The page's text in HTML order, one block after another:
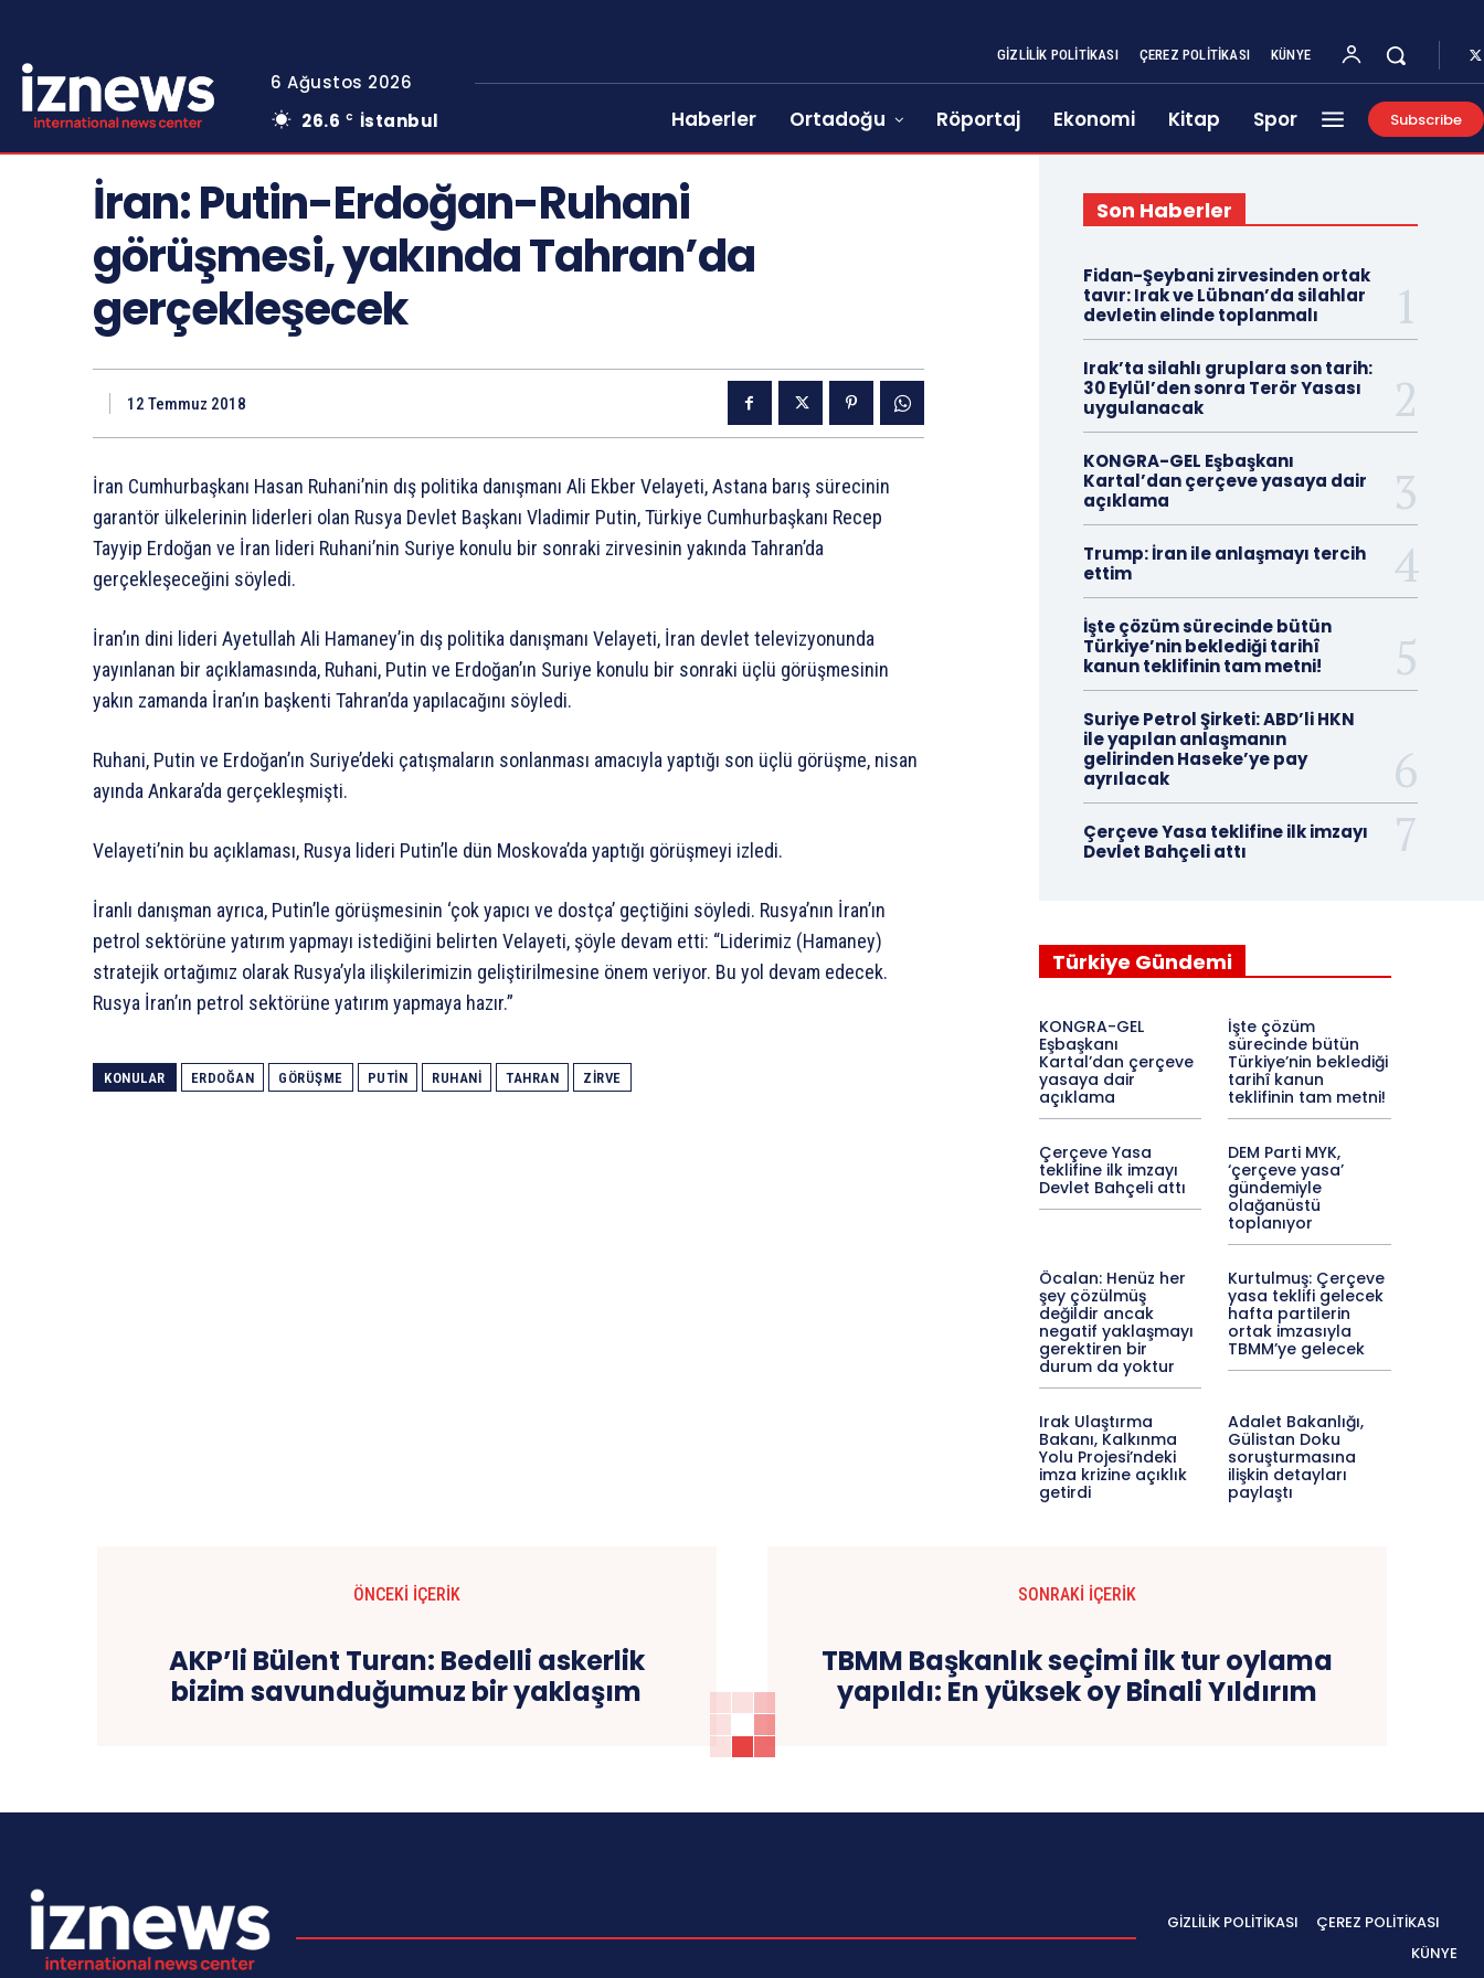
6 Ağustos 2026
26.6 C İstanbul
GIZLILIK POLITIKASI ÇEREZ POLITIKASI KÜNYE
Haberler Ortadoğu Röportaj Ekonomi Kitap Spor Subscribe
İran: Putin-Erdoğan-Ruhani
görüşmesi, yakında Tahran’da
gerçekleşecek
12 Temmuz 2018
İran Cumhurbaşkanı Hasan Ruhani’nin dış politika danışmanı Ali Ekber Velayeti, Astana barış sürecinin
garantör ülkelerinin liderleri olan Rusya Devlet Başkanı Vladimir Putin, Türkiye Cumhurbaşkanı Recep
Tayyip Erdoğan ve İran lideri Ruhani’nin Suriye konulu bir sonraki zirvesinin yakında Tahran’da
gerçekleşeceğini söyledi.
İran’ın dini lideri Ayetullah Ali Hamaney’in dış politika danışmanı Velayeti, İran devlet televizyonunda
yayınlanan bir açıklamasında, Ruhani, Putin ve Erdoğan’ın Suriye konulu bir sonraki üçlü görüşmesinin
yakın zamanda İran’ın başkenti Tahran’da yapılacağını söyledi.
Ruhani, Putin ve Erdoğan’ın Suriye’deki çatışmaların sonlanması amacıyla yaptığı son üçlü görüşme, nisan
ayında Ankara’da gerçekleşmişti.
Velayeti’nin bu açıklaması, Rusya lideri Putin’le dün Moskova’da yaptığı görüşmeyi izledi.
İranlı danışman ayrıca, Putin’le görüşmesinin ‘çok yapıcı ve dostça’ geçtiğini söyledi. Rusya’nın İran’ın
petrol sektörüne yatırım yapmayı istediğini belirten Velayeti, şöyle devam etti: “Liderimiz (Hamaney)
stratejik ortağımız olarak Rusya’yla ilişkilerimizin geliştirilmesine önem veriyor. Bu yol devam edecek.
Rusya İran’ın petrol sektörüne yatırım yapmaya hazır.”
KONULAR ERDOĞAN GÖRÜŞME PUTIN RUHANI TAHRAN ZIRVE
Son Haberler
Fidan-Şeybani zirvesinden ortak
tavır: Irak ve Lübnan’da silahlar
devletin elinde toplanmalı
Irak’ta silahlı gruplara son tarih:
30 Eylül’den sonra Terör Yasası
uygulanacak
KONGRA-GEL Eşbaşkanı
Kartal’dan çerçeve yasaya dair
açıklama
Trump: İran ile anlaşmayı tercih
ettim
İşte çözüm sürecinde bütün
Türkiye’nin beklediği tarihî
kanun teklifinin tam metni!
Suriye Petrol Şirketi: ABD’li HKN
ile yapılan anlaşmanın
gelirinden Haseke’ye pay
ayrılacak
Çerçeve Yasa teklifine ilk imzayı
Devlet Bahçeli attı
Türkiye Gündemi
KONGRA-GEL
Eşbaşkanı
Kartal’dan çerçeve
yasaya dair
açıklama
İşte çözüm
sürecinde bütün
Türkiye’nin beklediği
tarihî kanun
teklifinin tam metni!
Çerçeve Yasa
teklifine ilk imzayı
Devlet Bahçeli attı
DEM Parti MYK,
‘çerçeve yasa’
gündemiyle
olağanüstü
toplanıyor
Öcalan: Henüz her
şey çözülmüş
değildir ancak
negatif yaklaşmayı
gerektiren bir
durum da yoktur
Kurtulmuş: Çerçeve
yasa teklifi gelecek
hafta partilerin
ortak imzasıyla
TBMM’ye gelecek
Irak Ulaştırma
Bakanı, Kalkınma
Yolu Projesi’ndeki
imza krizine açıklık
getirdi
Adalet Bakanlığı,
Gülistan Doku
soruşturmasına
ilişkin detayları
paylaştı
ÖNCEKI İÇERIK
AKP’li Bülent Turan: Bedelli askerlik
bizim savunduğumuz bir yaklaşım
SONRAKI İÇERIK
TBMM Başkanlık seçimi ilk tur oylama
yapıldı: En yüksek oy Binali Yıldırım
GIZLILIK POLITIKASI
ÇEREZ POLITIKASI
KÜNYE